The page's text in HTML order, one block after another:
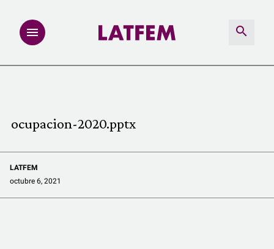
REDACCIÓN ABIERTA
ocupacion-2020.pptx
LATFEM
octubre 6, 2021